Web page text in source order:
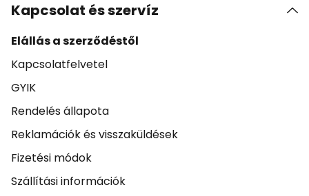
Kapcsolat és szervíz
Elállás a szerződéstől
Kapcsolatfelvetel
GYIK
Rendelés állapota
Reklamációk és visszaküldések
Fizetési módok
Szállítási információk